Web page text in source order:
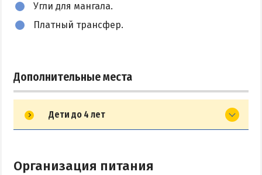
Угли для мангала.
Платный трансфер.
Дополнительные места
Дети до 4 лет
Организация питания